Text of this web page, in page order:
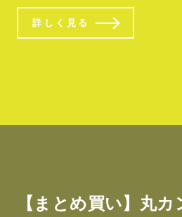
詳しく見る
【まとめ買い】丸